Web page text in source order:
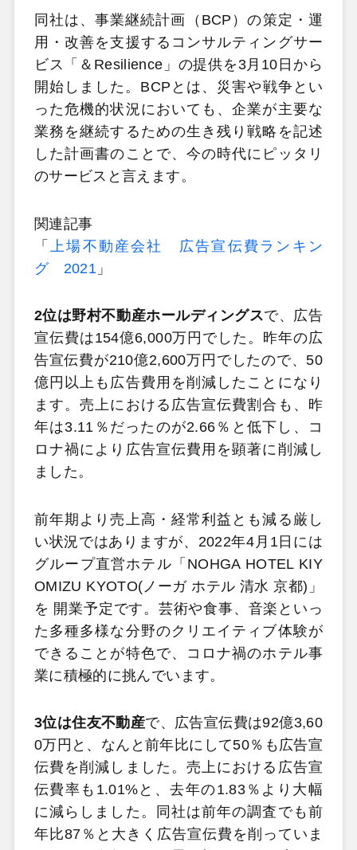
同社は、事業継続計画（BCP）の策定・運
用・改善を支援するコンサルティングサー
ビス「＆Resilience」の提供を3月10日から
開始しました。BCPとは、災害や戦争とい
った危機的状況においても、企業が主要な
業務を継続するための生き残り戦略を記述
した計画書のことで、今の時代にピッタリ
のサービスと言えます。
関連記事
「
上場不動産会社 広告宣伝費ランキン
グ 2021 」
2位は野村不動産ホールディングスで、広告
宣伝費は154億6,000万円でした。昨年の広
告宣伝費が210億2,600万円でしたので、50
億円以上も広告費用を削減したことになり
ます。売上における広告宣伝費割合も、昨
年は3.11％だったのが2.66％と低下し、コ
ロナ禍により広告宣伝費用を顕著に削減し
ました。
前年期より売上高・経常利益とも減る厳し
い状況ではありますが、2022年4月1日には
グループ直営ホテル「NOHGA HOTEL KIY
OMIZU KYOTO(ノーガ ホテル 清水 京都)」
を 開業予定です。芸術や食事、音楽といっ
た多種多様な分野のクリエイティブ体験が
できることが特色で、コロナ禍のホテル事
業に積極的に挑んでいます。
3位は住友不動産で、広告宣伝費は92億3,60
0万円と、なんと前年比にして50％も広告宣
伝費を削減しました。売上における広告宣
伝費率も1.01%と、去年の1.83％より大幅
に減らしました。同社は前年の調査でも前
年比87％と大きく広告宣伝費を削っていま